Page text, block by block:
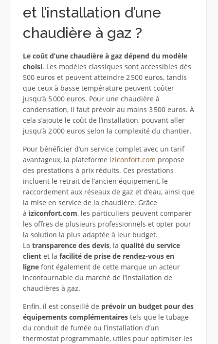
et l’installation d’une
chaudière à gaz ?
Le coût d’une chaudière à gaz dépend du modèle
choisi. Les modèles classiques sont accessibles dès
500 euros et peuvent atteindre 2 500 euros, tandis
que ceux à basse température peuvent coûter
jusqu’à 5 000 euros. Pour une chaudière à
condensation, il faut prévoir au moins 3 500 euros. À
cela s’ajoute le coût de l’installation, pouvant aller
jusqu’à 2 000 euros selon la complexité du chantier.
Pour bénéficier d’un service complet avec un tarif
avantageux, la plateforme iziconfort.com propose
des prestations à prix réduits. Ces prestations
incluent le retrait de l’ancien équipement, le
raccordement aux réseaux de gaz et d’eau, ainsi que
la mise en service de la chaudière. Grâce
à iziconfort.com, les particuliers peuvent comparer
les offres de plusieurs professionnels et opter pour
la solution la plus adaptée à leur budget.
La transparence des devis, la qualité du service
client et la facilité de prise de rendez-vous en
ligne font également de cette marque un acteur
incontournable du marché de l’installation de
chaudières à gaz.
Enfin, il est conseillé de prévoir un budget pour des
équipements complémentairestels que le tubage
du conduit de fumée ou l’installation d’un
thermostat programmable, utiles pour optimiser les